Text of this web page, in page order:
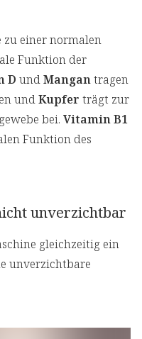
zu einer normalen
Funktion der
D undMangantragen
undKupfer trägt zur
bei. Vitamin B1
Funktion des
unverzichtbar
gleichzeitig ein
unverzichtbare